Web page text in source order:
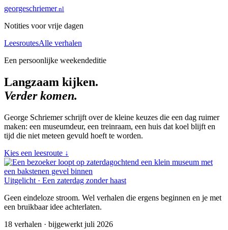
georgeschriemer.nl
Notities voor vrije dagen
LeesroutesAlle verhalen
Een persoonlijke weekendeditie
Langzaam kijken.
Verder komen.
George Schriemer schrijft over de kleine keuzes die een dag ruimer
maken: een museumdeur, een treinraam, een huis dat koel blijft en
tijd die niet meteen gevuld hoeft te worden.
Kies een leesroute ↓
Uitgelicht · Een zaterdag zonder haast
Geen eindeloze stroom. Wel verhalen die ergens beginnen en je met
een bruikbaar idee achterlaten.
18 verhalen · bijgewerkt juli 2026